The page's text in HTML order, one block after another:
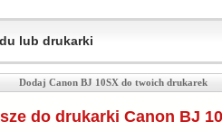
Dodaj Canon BJ 10SX do twoich drukarek
do drukarki Canon BJ